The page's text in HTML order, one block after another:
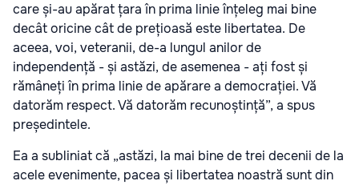
care și-au apărat țara în prima linie înțeleg mai bine
decât oricine cât de prețioasă este libertatea. De
aceea, voi, veteranii, de-a lungul anilor de
independență - și astăzi, de asemenea - ați fost și
rămâneți în prima linie de apărare a democrației. Vă
datorăm respect. Vă datorăm recunoștință”, a spus
președintele.
Ea a subliniat că „astăzi, la mai bine de trei decenii de la
acele evenimente, pacea și libertatea noastră sunt din